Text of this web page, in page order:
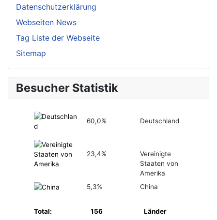
Datenschutzerklärung
Webseiten News
Tag Liste der Webseite
Sitemap
Besucher Statistik
60,0% Deutschland
23,4%
Vereinigte
Staaten von
Amerika
5,3%
China
Total: 156 Länder